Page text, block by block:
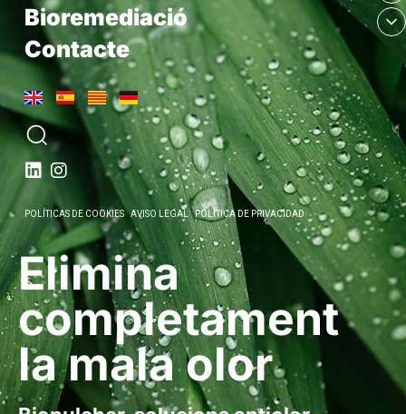
Elimina
completament
la mala olor
Bioremediació
Contacte
POLÍTICAS DE COOKIES AVISO LEGAL POLÍTICA DE PRIVACIDAD